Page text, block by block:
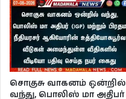
சொகுசு வாகனம் ஒன்றில்
வந்து, பொலிஸ் மா அதிபர்